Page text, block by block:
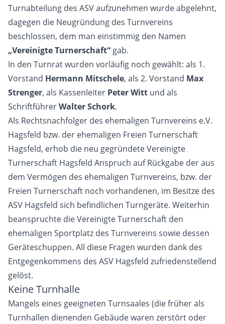
Turnabteilung des ASV aufzunehmen wurde abgelehnt,
dagegen die Neugründung des Turnvereins
beschlossen, dem man einstimmig den Namen
„Vereinigte Turnerschaft“ gab.
In den Turnrat wurden vorläufig noch gewählt: als 1.
Vorstand Hermann Mitschele, als 2. Vorstand Max
Strenger, als Kassenleiter Peter Witt und als
SchriftführerWalter Schork.
Als Rechtsnachfolger des ehemaligen Turnvereins e.V.
Hagsfeld bzw. der ehemaligen Freien Turnerschaft
Hagsfeld, erhob die neu gegründete Vereinigte
Turnerschaft Hagsfeld Anspruch auf Rückgabe der aus
dem Vermögen des ehemaligen Turnvereins, bzw. der
Freien Turnerschaft noch vorhandenen, im Besitze des
ASV Hagsfeld sich befindlichen Turngeräte. Weiterhin
beanspruchte die Vereinigte Turnerschaft den
ehemaligen Sportplatz des Turnvereins sowie dessen
Geräteschuppen. All diese Fragen wurden dank des
Entgegenkommens des ASV Hagsfeld zufriedenstellend
gelöst.
Keine Turnhalle
Mangels eines geeigneten Turnsaales (die früher als
Turnhallen dienenden Gebäude waren zerstört oder